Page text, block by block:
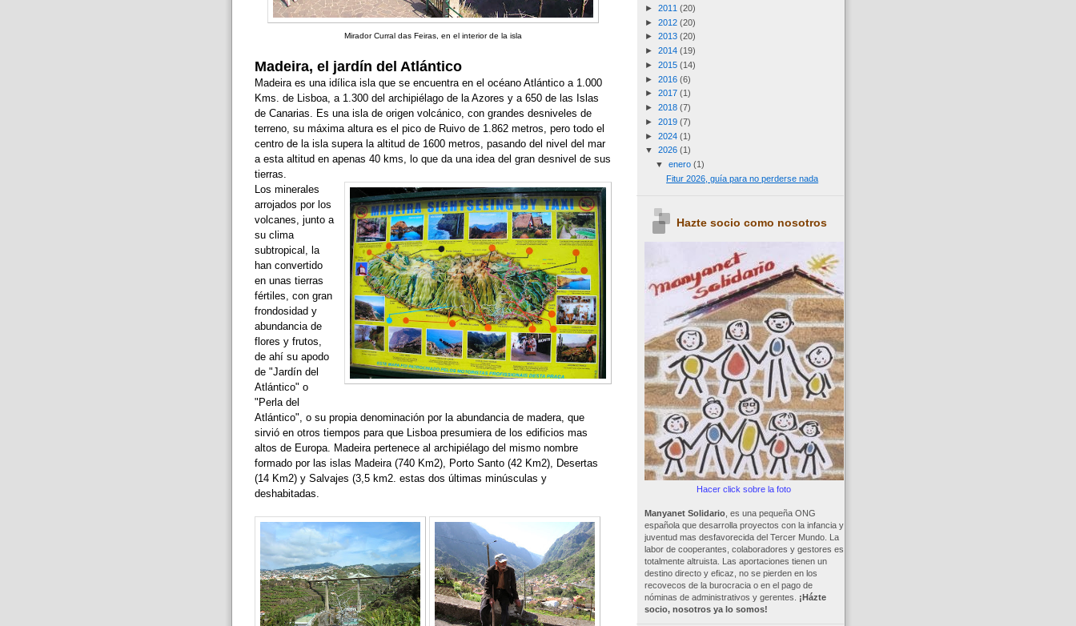
Mirador Curral das Feiras, en el interior de la isla
Madeira, el jardín del Atlántico
Madeira es una idílica isla que se encuentra en el océano Atlántico a 1.000
Kms. de Lisboa, a 1.300 del archipiélago de la Azores y a 650 de las Islas
de Canarias. Es una isla de origen volcánico, con grandes desniveles de
terreno, su máxima altura es el pico de Ruivo de 1.862 metros, pero todo el
centro de la isla supera la altitud de 1600 metros, pasando del nivel del mar
a esta altitud en apenas 40 kms, lo que da una idea del gran desnivel de sus
tierras.
Los minerales
arrojados por los
volcanes, junto a
su clima
subtropical, la
han convertido
en unas tierras
fértiles, con gran
frondosidad y
abundancia de
flores y frutos,
de ahí su apodo
de "Jardín del
Atlántico" o
"Perla del
Atlántico", o su propia denominación por la abundancia de madera, que
sirvió en otros tiempos para que Lisboa presumiera de los edificios mas
altos de Europa. Madeira pertenece al archipiélago del mismo nombre
formado por las islas Madeira (740 Km2), Porto Santo (42 Km2), Desertas
(14 Km2) y Salvajes (3,5 km2. estas dos últimas minúsculas y
deshabitadas.
► 2011 (20)
► 2012 (20)
► 2013 (20)
► 2014 (19)
► 2015 (14)
► 2016 (6)
► 2017 (1)
► 2018 (7)
► 2019 (7)
► 2024 (1)
▼ 2026 (1)
▼ enero (1)
Fitur 2026, guía para no perderse nada
Hazte socio como nosotros
Hacer click sobre la foto
Manyanet Solidario, es una pequeña ONG
española que desarrolla proyectos con la infancia y
juventud mas desfavorecida del Tercer Mundo. La
labor de cooperantes, colaboradores y gestores es
totalmente altruista. Las aportaciones tienen un
destino directo y eficaz, no se pierden en los
recovecos de la burocracia o en el pago de
nóminas de administrativos y gerentes.
¡Házte
socio, nosotros ya lo somos!